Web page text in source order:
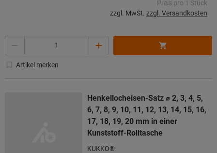
Preis pro 1 Stück
zzgl. MwSt. zzgl. Versandkosten
Artikel merken
Henkellocheisen-Satz ⌀ 2, 3, 4, 5,
6, 7, 8, 9, 10, 11, 12, 13, 14, 15, 16,
17, 18, 19, 20 mm in einer
Kunststoff-Rolltasche
KUKKO®